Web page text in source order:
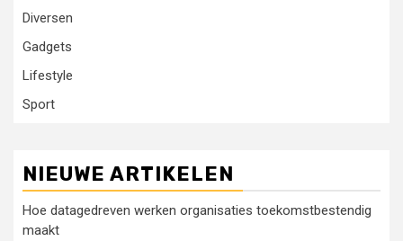
Diversen
Gadgets
Lifestyle
Sport
NIEUWE ARTIKELEN
Hoe datagedreven werken organisaties toekomstbestendig
maakt